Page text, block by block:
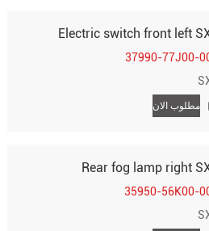
Electric switch front left
37990-77J00-
مطلوب الان
Rear fog lamp right
35950-56K00-